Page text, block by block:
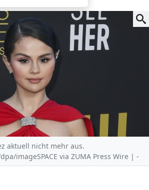
aktuell nicht mehr aus.
imageSPACE via ZUMA Press Wire | -